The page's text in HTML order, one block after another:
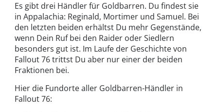
Es gibt drei Händler für Goldbarren. Du findest sie
in Appalachia: Reginald, Mortimer und Samuel. Bei
den letzten beiden erhältst Du mehr Gegenstände,
wenn Dein Ruf bei den Raider oder Siedlern
besonders gut ist. Im Laufe der Geschichte von
Fallout 76 trittst Du aber nur einer der beiden
Fraktionen bei.
Hier die Fundorte aller Goldbarren-Händler in
Fallout 76: